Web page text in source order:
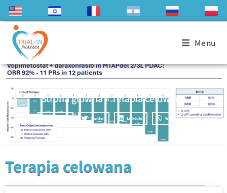
Menu
Strona główna»Terapia celowana
Twitter LinkedIn WhatsApp
Terapia celowana